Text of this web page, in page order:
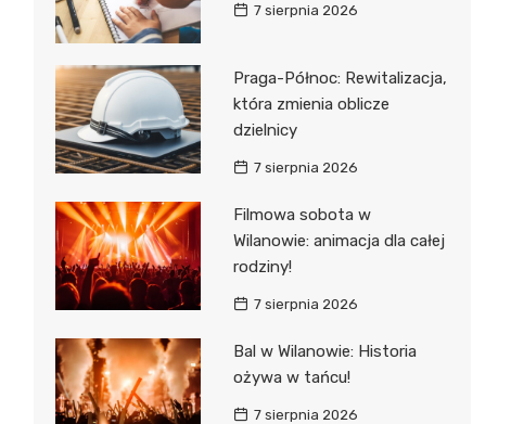
7 sierpnia 2026
Praga-Północ: Rewitalizacja,
która zmienia oblicze
dzielnicy
7 sierpnia 2026
Filmowa sobota w
Wilanowie: animacja dla całej
rodziny!
7 sierpnia 2026
Bal w Wilanowie: Historia
ożywa w tańcu!
7 sierpnia 2026